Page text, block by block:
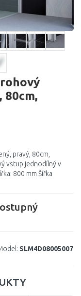
80cm,
pravý, 80cm,
vstup jednodílný v
800 mm Šířka
SLM4D08005007